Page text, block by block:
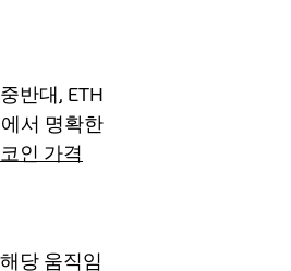
반대, ETH
서 명확한
인 가격
당 움직임